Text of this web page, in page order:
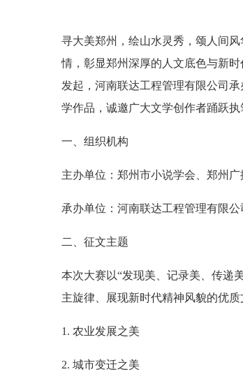
寻大美郑州，绘山水灵秀，颂人间
情，彰显郑州深厚的人文底色与新
发起，河南联达工程管理有限公司
学作品，诚邀广大文学创作者踊跃执
一、组织机构
主办单位：郑州市小说学会、郑州
承办单位：河南联达工程管理有限公
二、征文主题
本次大赛以“发现美、记录美、传递
主旋律、展现新时代精神风貌的优
1. 农业发展之美
2. 城市变迁之美